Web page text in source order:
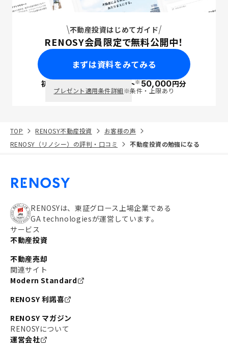
不動産投資はじめてガイド
RENOSY会員限定で無料公開中！
まずは資料をみてみる
初回面談で ポイント※50,000円分
プレゼント適用条件詳細※条件・上限あり
TOP RENOSY不動産投資
お客様の声
RENOSY（リノシー）の評判・口コミ
不動産投資の勉強になる
RENOSYは、東証グロース上場企業である
GA technologiesが運営しています。
サービス
不動産投資
不動産売却
関連サイト
Modern Standard
RENOSY 利諾喜
RENOSY マガジン
RENOSYについて
運営会社